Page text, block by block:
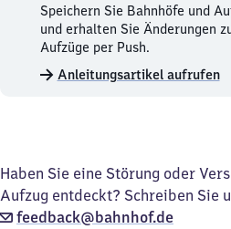
Bahnhöfe
und
Aufzüge
merken.
Speichern Sie Bahnhöfe und
und erhalten Sie Änderungen
Aufzüge per Push.
Anleitungsartikel aufrufen
Haben Sie eine Störung oder
Aufzug entdeckt? Schreiben Sie
feedback@bahnhof.de